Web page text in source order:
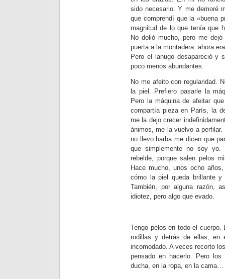
sido necesario. Y me demoré
que comprendí que la «buena
magnitud de lo que tenía que
No dolió mucho, pero me
puerta a la montadera: ahora
Pero el lanugo desapareció y
poco menos abundantes.
No me afeito con regularidad.
la piel. Prefiero pasarle la
Pero la máquina de afeitar
compartía pieza en París, la
me la dejo crecer
ánimos, me la vuelvo a
no llevo barba me dicen que
que simplemente no soy
rebelde, porque salen pelos
Hace mucho, unos ocho
cómo la piel queda brillante
También, por alguna razón,
idiotez, pero algo que evado.
Tengo pelos en todo el
rodillas y detrás de ellas, en
incomodado. A veces recorto
pensado en hacerlo. Pero
ducha, en la ropa, en la